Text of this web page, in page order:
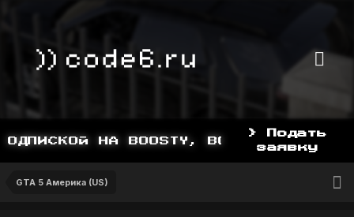
НА BOOSTY, BOOSTY.TO/YDDY
> Подать
заявку
GTA 5 Америка (US)